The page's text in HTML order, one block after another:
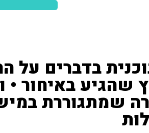
בדברים על
באיחור •
שמתגוררת